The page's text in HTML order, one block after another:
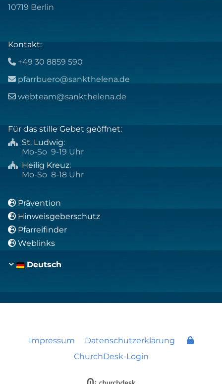
10719 Berlin
Kontakt:
 +49 30 8859 590
 pfarrbuero@sankthelena.de
 webteam@sankthelena.de
Für das stille Gebet geöffnet:
 St. Ludwig:
Mo-So 9-19 Uhr
 Heilig Kreuz:
Mo-So 8-18 Uhr
 Prävention
 Hinweisgeberschutz
 Pfarreifinder
 Weblinks
Deutsch
Impressum
Datenschutzerklärung
ChurchDesk-Login